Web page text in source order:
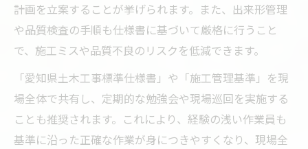
計画を立案することが挙げられます。また、出来形管理
や品質検査の手順も仕様書に基づいて厳格に行うこと
で、施工ミスや品質不良のリスクを低減できます。
「愛知県土木工事標準仕様書」や「施工管理基準」を現
場全体で共有し、定期的な勉強会や現場巡回を実施する
ことも推奨されます。これにより、経験の浅い作業員も
基準に沿った正確な作業が身につきやすくなり、現場全